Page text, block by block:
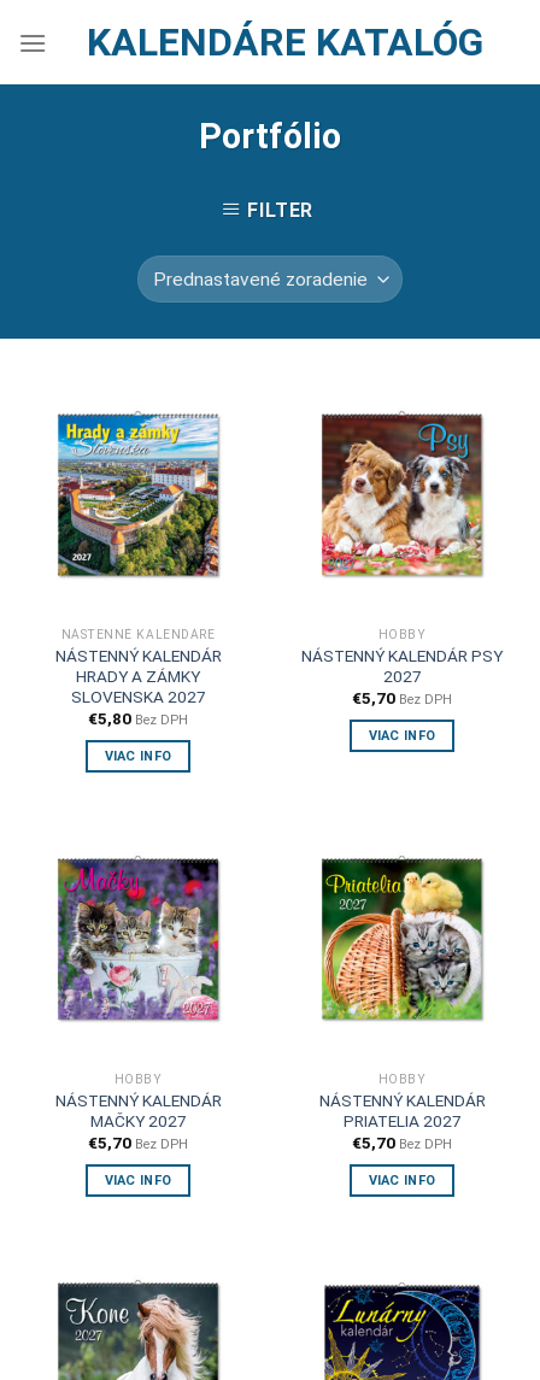
KALENDÁRE KATALÓG
Portfólio
FILTER
NÁSTENNÉ KALENDÁRE
NÁSTENNÝ KALENDÁR
HRADY A ZÁMKY
SLOVENSKA 2027
€5,80 Bez DPH
VIAC INFO
HOBBY
NÁSTENNÝ KALENDÁR PSY
2027
€5,70 Bez DPH
VIAC INFO
HOBBY
NÁSTENNÝ KALENDÁR
MAČKY 2027
€5,70 Bez DPH
VIAC INFO
HOBBY
NÁSTENNÝ KALENDÁR
PRIATELIA 2027
€5,70 Bez DPH
VIAC INFO